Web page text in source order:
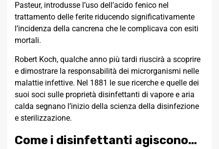
Pasteur, introdusse l’uso dell’acido fenico nel
trattamento delle ferite riducendo significativamente
l’incidenza della cancrena che le complicava con esiti
mortali.
Robert Koch, qualche anno più tardi riuscirà a scoprire
e dimostrare la responsabilità dei microrganismi nelle
malattie infettive. Nel 1881 le sue ricerche e quelle dei
suoi soci sulle proprietà disinfettanti di vapore e aria
calda segnano l’inizio della scienza della disinfezione
e sterilizzazione.
Come i disinfettanti agiscono…